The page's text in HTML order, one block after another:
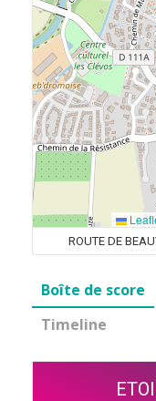
ROUTE DE
Boîte de score
Timeline